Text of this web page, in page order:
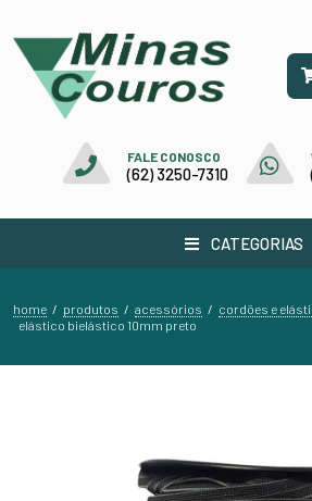
FALE CONOSCO
(62) 3250-7310
CATEGORIAS
home / produtos / acessórios / cordões e
elástico bielástico 10mm preto